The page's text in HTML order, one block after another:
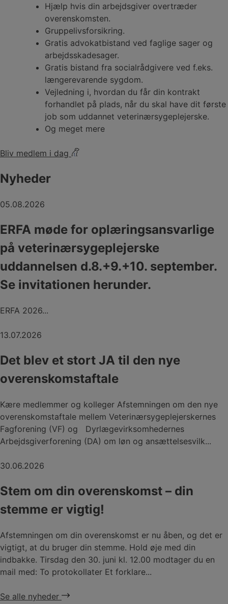
Hjælp hvis din arbejdsgiver overtræder
overenskomsten.
Gruppelivsforsikring.
Gratis advokatbistand ved faglige sager og
arbejdsskadesager.
Gratis bistand fra socialrådgivere ved f.eks.
længerevarende sygdom.
Vejledning i, hvordan du får din kontrakt
forhandlet på plads, når du skal have dit første
job som uddannet veterinærsygeplejerske.
Og meget mere
Bliv medlem i dag
Nyheder
05.08.2026
ERFA møde for oplæringsansvarlige
på veterinærsygeplejerske
uddannelsen d.8.+9.+10. september.
Se invitationen herunder.
ERFA 2026...
13.07.2026
Det blev et stort JA til den nye
overenskomstaftale
Kære medlemmer og kolleger Afstemningen om den nye
overenskomstaftale mellem Veterinærsygeplejerskernes
Fagforening (VF) og Dyrlægevirksomhedernes
Arbejdsgiverforening (DA) om løn og ansættelsesvilk...
30.06.2026
Stem om din overenskomst – din
stemme er vigtig!
Afstemningen om din overenskomst er nu åben, og det er
vigtigt, at du bruger din stemme. Hold øje med din
indbakke. Tirsdag den 30. juni kl. 12.00 modtager du en
mail med: To protokollater Et forklare...
Se alle nyheder